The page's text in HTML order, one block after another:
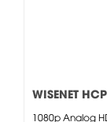
WISENET
1080p Analog